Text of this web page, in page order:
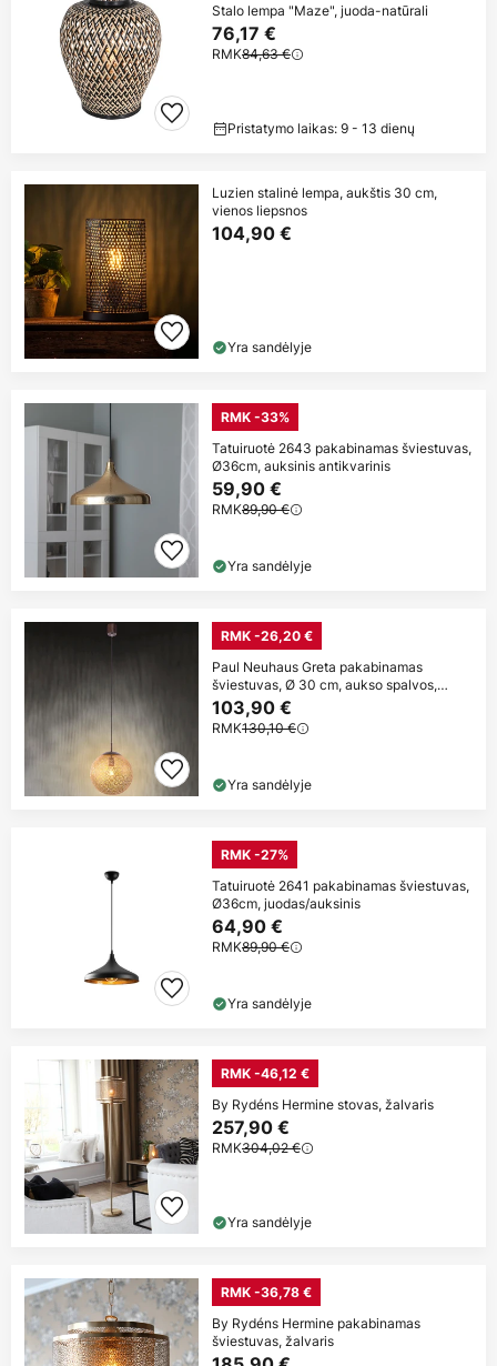
Stalo lempa "Maze", juoda-natūrali
76,17 €
RMK84,63 €
Pristatymo laikas: 9 - 13 dienų
Luzien stalinė lempa, aukštis 30 cm,
vienos liepsnos
104,90 €
Yra sandėlyje
RMK -33%
Tatuiruotė 2643 pakabinamas šviestuvas,
Ø36cm, auksinis antikvarinis
59,90 €
RMK89,90 €
Yra sandėlyje
RMK -26,20 €
Paul Neuhaus Greta pakabinamas
šviestuvas, Ø 30 cm, aukso spalvos,
metalas
103,90 €
RMK130,10 €
Yra sandėlyje
RMK -27%
Tatuiruotė 2641 pakabinamas šviestuvas,
Ø36cm, juodas/auksinis
64,90 €
RMK89,90 €
Yra sandėlyje
RMK -46,12 €
By Rydéns Hermine stovas, žalvaris
257,90 €
RMK304,02 €
Yra sandėlyje
RMK -36,78 €
By Rydéns Hermine pakabinamas
šviestuvas, žalvaris